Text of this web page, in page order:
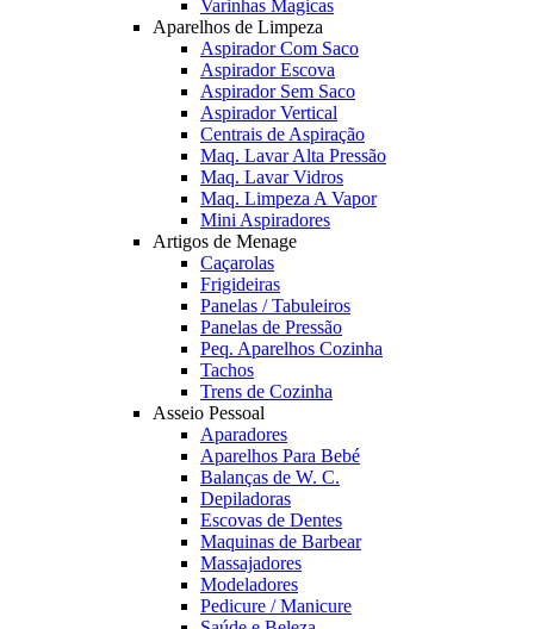
Varinhas Magicas
Aparelhos de Limpeza
Aspirador Com Saco
Aspirador Escova
Aspirador Sem Saco
Aspirador Vertical
Centrais de Aspiração
Maq. Lavar Alta Pressão
Maq. Lavar Vidros
Maq. Limpeza A Vapor
Mini Aspiradores
Artigos de Menage
Caçarolas
Frigideiras
Panelas / Tabuleiros
Panelas de Pressão
Peq. Aparelhos Cozinha
Tachos
Trens de Cozinha
Asseio Pessoal
Aparadores
Aparelhos Para Bebé
Balanças de W. C.
Depiladoras
Escovas de Dentes
Maquinas de Barbear
Massajadores
Modeladores
Pedicure / Manicure